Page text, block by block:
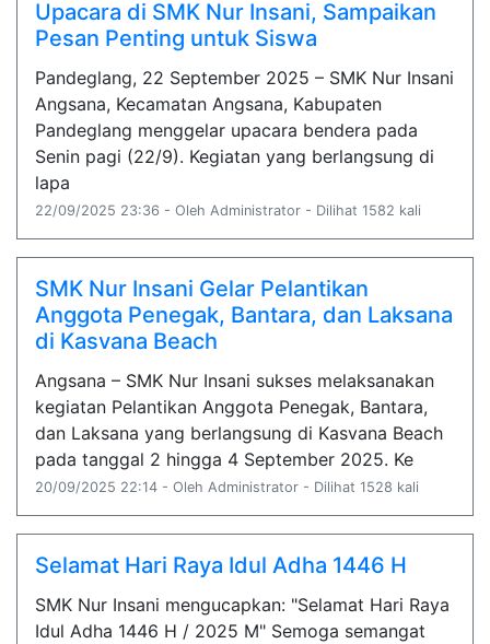
Upacara di SMK Nur Insani, Sampaikan
Pesan Penting untuk Siswa
Pandeglang, 22 September 2025 – SMK Nur Insani
Angsana, Kecamatan Angsana, Kabupaten
Pandeglang menggelar upacara bendera pada
Senin pagi (22/9). Kegiatan yang berlangsung di
lapa
22/09/2025 23:36 - Oleh Administrator - Dilihat 1582 kali
SMK Nur Insani Gelar Pelantikan
Anggota Penegak, Bantara, dan Laksana
di Kasvana Beach
Angsana – SMK Nur Insani sukses melaksanakan
kegiatan Pelantikan Anggota Penegak, Bantara,
dan Laksana yang berlangsung di Kasvana Beach
pada tanggal 2 hingga 4 September 2025. Ke
20/09/2025 22:14 - Oleh Administrator - Dilihat 1528 kali
Selamat Hari Raya Idul Adha 1446 H
SMK Nur Insani mengucapkan: "Selamat Hari Raya
Idul Adha 1446 H / 2025 M" Semoga semangat